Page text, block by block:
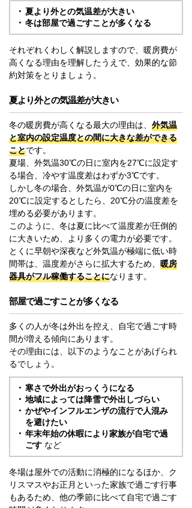
夏より外との気温差が大きい
冬は部屋で過ごすことが多くなる
それぞれくわしく解説しますので、暖房費が
高くなる理由を理解したうえで、効果的な節
約対策をとりましょう。
夏より外との気温差が大きい
冬の暖房費が高くなる最大の理由は、 外気温
と室内の設定温度との間に大きな差ができる
ことです。
夏場、外気温30℃の日に室内を27℃に設定す
る場合、冷やす温度差はわずか3℃です。
しかし冬の場合、外気温が0℃の日に室内を
20℃に設定するとしたら、20℃分の温度差を
埋める必要があります。
このように、冬は夏に比べて温度差が圧倒的
に大きいため、より多くの電力が必要です。
とくに早朝や深夜など外気温が極端に低い時
間帯は、温度差がさらに拡大するため、 暖房
器具がフル稼働することになります。
部屋で過ごすことが多くなる
多くの人が冬は外出を控え、自宅で過ごす時
間が増える傾向にあります。
その理由には、以下のようなことがあげられ
るでしょう。
寒さで外出がおっくうになる
地域によっては降雪で外出しづらい
かぜやインフルエンザの流行で人混み
を避けたい
年末年始の休暇により家族が自宅で過
ごす など
冬場は屋外での活動に消極的になるほか、ク
リスマスやお正月といった家族で過ごす行事
もあるため、他の季節に比べて自宅で過ごす